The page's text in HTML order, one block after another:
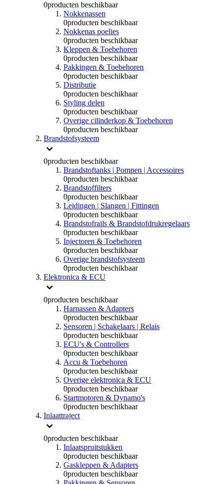
0producten beschikbaar
Nokkenassen
0producten beschikbaar
Nokkenas poelies
0producten beschikbaar
Kleppen & Toebehoren
0producten beschikbaar
Pakkingen & Toebehoren
0producten beschikbaar
Distributie
0producten beschikbaar
Styling delen
0producten beschikbaar
Overige cilinderkop & Toebehoren
0producten beschikbaar
Brandstofsysteem
0producten beschikbaar
Brandstoftanks | Pompen | Accessoires
0producten beschikbaar
Brandstoffilters
0producten beschikbaar
Leidingen | Slangen | Fittingen
0producten beschikbaar
Brandstofrails & Brandstofdrukregelaars
0producten beschikbaar
Injectoren & Toebehoren
0producten beschikbaar
Overige brandstofsysteem
0producten beschikbaar
Elektronica & ECU
0producten beschikbaar
Harnassen & Adapters
0producten beschikbaar
Sensoren | Schakelaars | Relais
0producten beschikbaar
ECU's & Controllers
0producten beschikbaar
Accu & Toebehoren
0producten beschikbaar
Overige elektronica & ECU
0producten beschikbaar
Startmotoren & Dynamo's
0producten beschikbaar
Inlaattraject
0producten beschikbaar
Inlaatspruitstukken
0producten beschikbaar
Gaskleppen & Adapters
0producten beschikbaar